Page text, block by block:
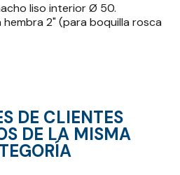
liso interior Ø 50.
2" (para boquilla rosca
DE CLIENTES
DE LA MISMA